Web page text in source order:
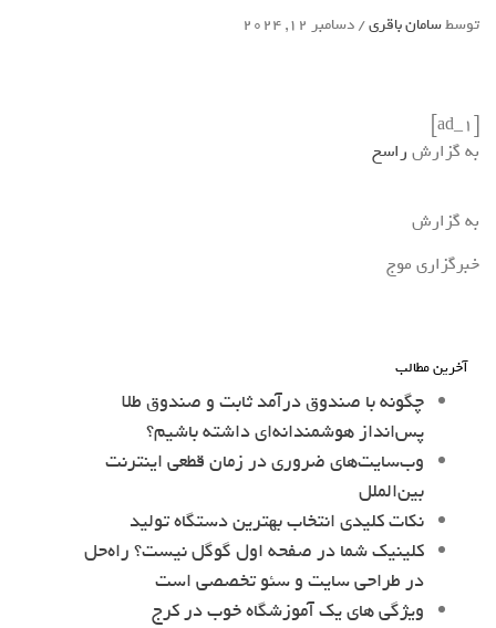
توسطسامان باقری/دسامبر 12, 2024
[ad_1]
به گزارش راسخ
به گزارش
خبرگزاری موج
آخرین مطالب
چگونه با صندوق درآمد ثابت و صندوق طلا
پس‌انداز هوشمندانه‌ای داشته باشیم؟
وب‌سایت‌های ضروری در زمان قطعی اینترنت
بین‌الملل
نکات کلیدی انتخاب بهترین دستگاه تولید
کلینیک شما در صفحه اول گوگل نیست؟ راه‌حل
در طراحی سایت و سئو تخصصی است
ویژگی های یک آموزشگاه خوب در کرج